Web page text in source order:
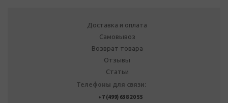
Доставка и оплата
Самовывоз
Возврат товара
Отзывы
Статьи
Телефоны для связи:
+7 (499) 638 20 55